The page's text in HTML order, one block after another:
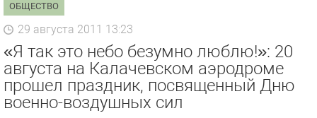
ОБЩЕСТВО
29 августа 2011 13:23
«Я так это небо безумно люблю!»: 20
августа на Калачевском аэродроме
прошел праздник, посвященный Дню
военно-воздушных сил